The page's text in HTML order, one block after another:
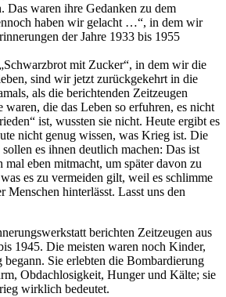
Das waren ihre Gedanken zu dem
haben wir gelacht … , in dem wir
der Jahre 1933 bis 1955
Schwarzbrot mit Zucker , in dem wir die
sind wir jetzt zurückgekehrt in die
als die berichtenden Zeitzeugen
die das Leben so erfuhren, es nicht
ist, wussten sie nicht. Heute ergibt es
nicht genug wissen, was Krieg ist. Die
es ihnen deutlich machen: Das ist
mal eben mitmacht, um später davon zu
es zu vermeiden gilt, weil es schlimme
Menschen hinterlässt. Lasst uns den
berichten Zeitzeugen aus
1945. Die meisten waren noch Kinder,
Sie erlebten die Bombardierung
Obdachlosigkeit, Hunger und Kälte; sie
wirklich bedeutet.